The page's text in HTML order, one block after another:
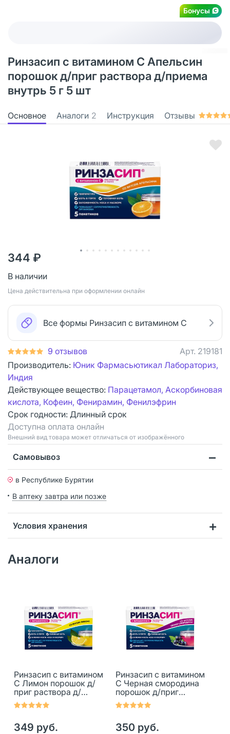
Бонусы
Ринзасип с витамином С Апельсин
порошок д/приг раствора д/приема
внутрь 5 г 5 шт
Основное Аналоги 2 Инструкция Отзывы
344 ₽
В наличии
Цена действительна при оформлении онлайн
Все формы Ринзасип с витамином С
9 отзывов Арт. 219181
Производитель: Юник Фармасьютикал Лабораториз,
Индия
Действующее вещество: Парацетамол, Аскорбиновая
кислота, Кофеин, Фенирамин, Фенилэфрин
Срок годности: Длинный срок
Доступна оплата онлайн
Bнешний вид товара может отличаться от изображённого
Самовывоз
в Республике Бурятии
В аптеку завтра или позже
Условия хранения
Аналоги
Ринзасип с витамином
С Лимон порошок д/
приг раствора д/
приема внутрь 5 г 5
шт
349 руб.
Ринзасип с витамином
С Черная смородина
порошок д/приг
раствора д/приема
внутрь 5 г 5 шт
350 руб.